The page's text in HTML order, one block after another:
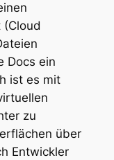
Docs ein
ist es mit
zu
über
Entwickler